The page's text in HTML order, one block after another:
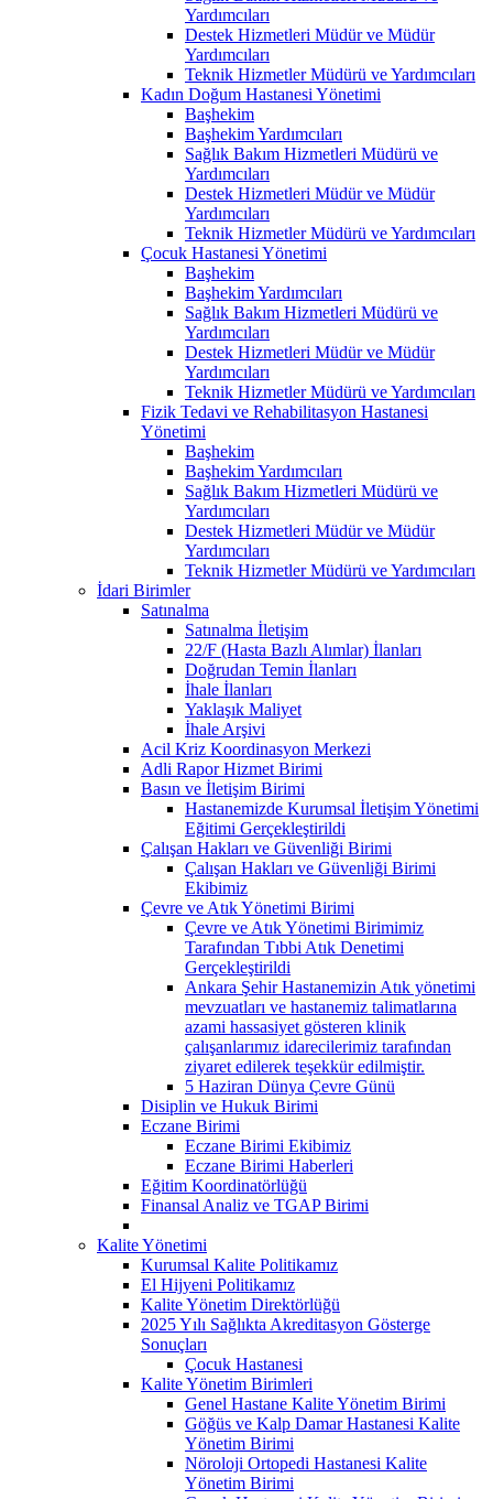
Yardımcıları
Destek Hizmetleri Müdür ve Müdür
Yardımcıları
Teknik Hizmetler Müdürü ve Yardımcıları
Kadın Doğum Hastanesi Yönetimi
Başhekim
Başhekim Yardımcıları
Sağlık Bakım Hizmetleri Müdürü ve
Yardımcıları
Destek Hizmetleri Müdür ve Müdür
Yardımcıları
Teknik Hizmetler Müdürü ve Yardımcıları
Çocuk Hastanesi Yönetimi
Başhekim
Başhekim Yardımcıları
Sağlık Bakım Hizmetleri Müdürü ve
Yardımcıları
Destek Hizmetleri Müdür ve Müdür
Yardımcıları
Teknik Hizmetler Müdürü ve Yardımcıları
Fizik Tedavi ve Rehabilitasyon Hastanesi
Yönetimi
Başhekim
Başhekim Yardımcıları
Sağlık Bakım Hizmetleri Müdürü ve
Yardımcıları
Destek Hizmetleri Müdür ve Müdür
Yardımcıları
Teknik Hizmetler Müdürü ve Yardımcıları
İdari Birimler
Satınalma
Satınalma İletişim
22/F (Hasta Bazlı Alımlar) İlanları
Doğrudan Temin İlanları
İhale İlanları
Yaklaşık Maliyet
İhale Arşivi
Acil Kriz Koordinasyon Merkezi
Adli Rapor Hizmet Birimi
Basın ve İletişim Birimi
Hastanemizde Kurumsal İletişim Yönetimi
Eğitimi Gerçekleştirildi
Çalışan Hakları ve Güvenliği Birimi
Çalışan Hakları ve Güvenliği Birimi
Ekibimiz
Çevre ve Atık Yönetimi Birimi
Çevre ve Atık Yönetimi Birimimiz
Tarafından Tıbbi Atık Denetimi
Gerçekleştirildi
Ankara Şehir Hastanemizin Atık yönetimi
mevzuatları ve hastanemiz talimatlarına
azami hassasiyet gösteren klinik
çalışanlarımız idarecilerimiz tarafından
ziyaret edilerek teşekkür edilmiştir.
5 Haziran Dünya Çevre Günü
Disiplin ve Hukuk Birimi
Eczane Birimi
Eczane Birimi Ekibimiz
Eczane Birimi Haberleri
Eğitim Koordinatörlüğü
Finansal Analiz ve TGAP Birimi
Kalite Yönetimi
Kurumsal Kalite Politikamız
El Hijyeni Politikamız
Kalite Yönetim Direktörlüğü
2025 Yılı Sağlıkta Akreditasyon Gösterge
Sonuçları
Çocuk Hastanesi
Kalite Yönetim Birimleri
Genel Hastane Kalite Yönetim Birimi
Göğüs ve Kalp Damar Hastanesi Kalite
Yönetim Birimi
Nöroloji Ortopedi Hastanesi Kalite
Yönetim Birimi